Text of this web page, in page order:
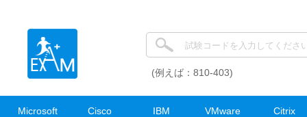
(例えば：810-403)
Microsoft Cisco IBM VMware Citrix